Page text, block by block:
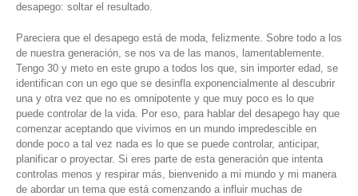
desapego: soltar el resultado.
Pareciera que el desapego está de moda, felizmente. Sobre todo a los
de nuestra generación, se nos va de las manos, lamentablemente.
Tengo 30 y meto en este grupo a todos los que, sin importer edad, se
identifican con un ego que se desinfla exponencialmente al descubrir
una y otra vez que no es omnipotente y que muy poco es lo que
puede controlar de la vida. Por eso, para hablar del desapego hay que
comenzar aceptando que vivimos en un mundo impredescible en
donde poco a tal vez nada es lo que se puede controlar, anticipar,
planificar o proyectar. Si eres parte de esta generación que intenta
controlas menos y respirar más, bienvenido a mi mundo y mi manera
de abordar un tema que está comenzando a influir muchas de